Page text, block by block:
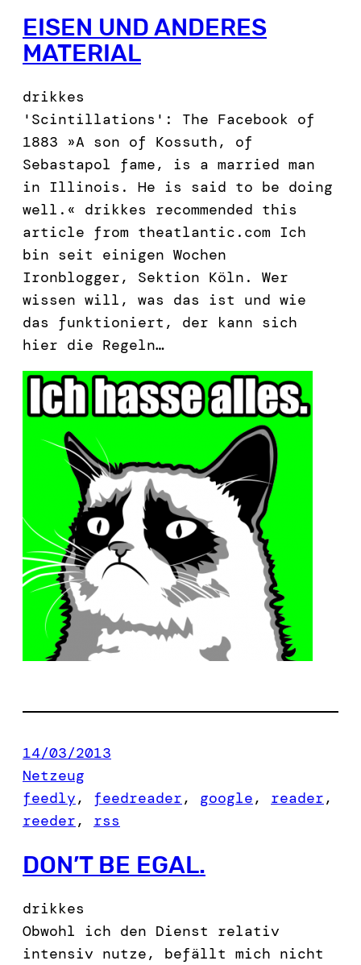
EISEN UND ANDERES
MATERIAL
drikkes
'Scintillations': The Facebook of
1883 »A son of Kossuth, of
Sebastapol fame, is a married man
in Illinois. He is said to be doing
well.« drikkes recommended this
article from theatlantic.com Ich
bin seit einigen Wochen
Ironblogger, Sektion Köln. Wer
wissen will, was das ist und wie
das funktioniert, der kann sich
hier die Regeln…
14/03/2013
Netzeug
feedly, feedreader, google, reader
reeder, rss
DON’T BE EGAL.
drikkes
Obwohl ich den Dienst relativ
intensiv nutze, befällt mich nicht